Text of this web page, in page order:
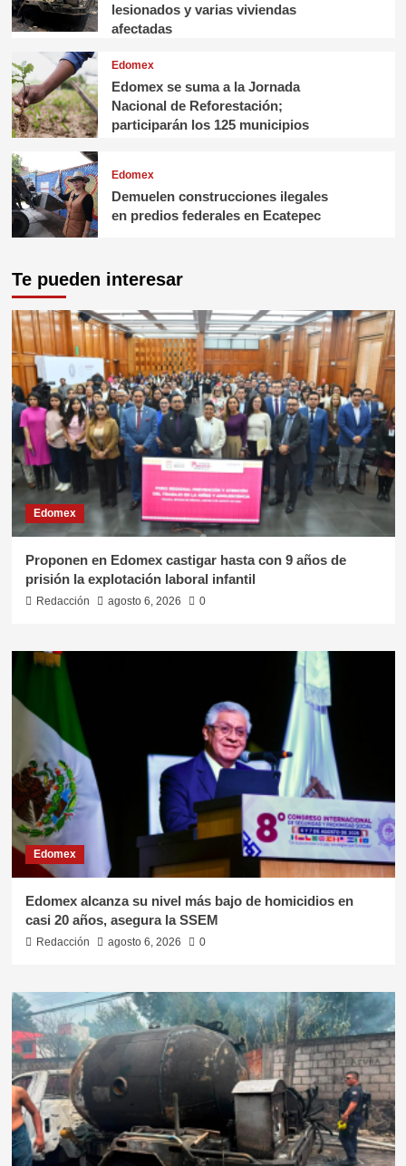
lesionados y varias viviendas
afectadas
Edomex
Edomex se suma a la Jornada
Nacional de Reforestación;
participarán los 125 municipios
Edomex
Demuelen construcciones ilegales
en predios federales en Ecatepec
Te pueden interesar
Edomex
Proponen en Edomex castigar hasta con 9 años de
prisión la explotación laboral infantil
Redacción agosto 6, 2026 0
Edomex
Edomex alcanza su nivel más bajo de homicidios en
casi 20 años, asegura la SSEM
Redacción agosto 6, 2026 0